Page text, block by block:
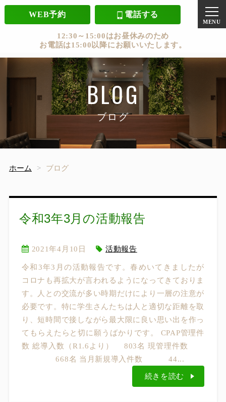
WEB予約 電話する
12:30～15:00はお昼休みのため
お電話は15:00以降にお願いいたします。
BLOG
ブログ
ホーム ブログ
令和3年3月の活動報告
2021年4月10日 活動報告
令和3年3月の活動報告です。春めいてきましたが
コロナも再拡大が言われるようになってきておりま
す。人との交流が多い時期だけにより一層の注意が
必要です。特に学生さんたちは人と適切な距離を取
り、短時間で接しながら最大限に良い思い出を作っ
てもらえたらと切に願うばかりです。 CPAP管理件
数 総導入数（R1.6より） 803名 現管理件数
668名 当月新規導入件数 44...
続きを読む